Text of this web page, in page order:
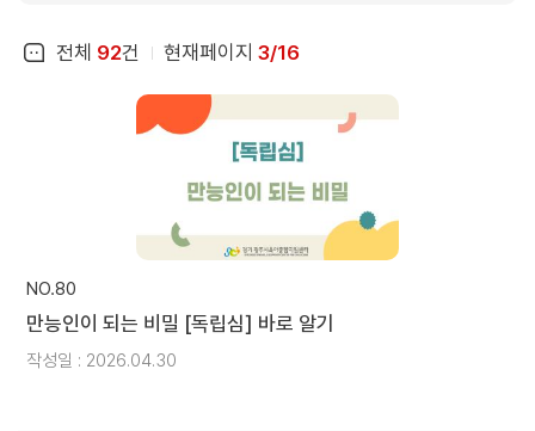
전체 92건 현재페이지 3/16
NO.80
만능인이 되는 비밀 [독립심] 바로 알기
작성일 : 2026.04.30